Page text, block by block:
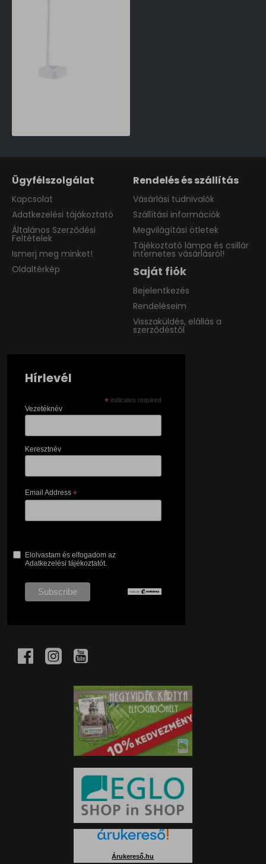
Ügyfélszolgálat
Kapcsolat
Adatkezelési tájákoztató
Általános Szerződési
Feltételek
Ismerj meg minket!
Oldaltérkép
Rendelés és szállítás
Vásárlási tudnivalók
Szállítási információk
Megvilágítási ötletek
Tájékoztató lámpa és csillár
internetes vásárlásról!
Saját fiók
Bejelentkezés
Rendeléseim
Visszaküldés, elállás a
szerződéstől
Hírlevél
* indicates required
Vezetéknév
Keresztnév
Email Address *
Elolvastam és elfogadom az
Adatkezelési tájékoztatót.
Árukereső.hu